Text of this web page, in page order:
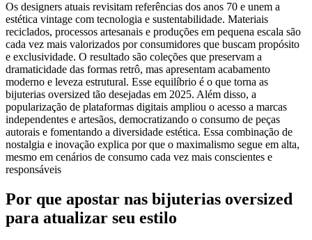
Os designers atuais revisitam referências dos anos 70 e unem a
estética vintage com tecnologia e sustentabilidade. Materiais
reciclados, processos artesanais e produções em pequena escala são
cada vez mais valorizados por consumidores que buscam propósito
e exclusividade. O resultado são coleções que preservam a
dramaticidade das formas retrô, mas apresentam acabamento
moderno e leveza estrutural. Esse equilíbrio é o que torna as
bijuterias oversized tão desejadas em 2025. Além disso, a
popularização de plataformas digitais ampliou o acesso a marcas
independentes e artesãos, democratizando o consumo de peças
autorais e fomentando a diversidade estética. Essa combinação de
nostalgia e inovação explica por que o maximalismo segue em alta,
mesmo em cenários de consumo cada vez mais conscientes e
responsáveis
Por que apostar nas bijuterias oversized
para atualizar seu estilo